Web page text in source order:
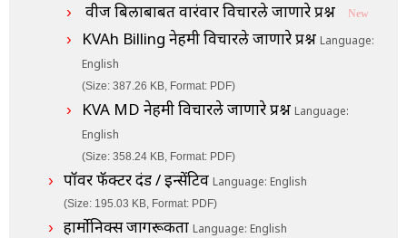
वीज बिलाबाबत वारंवार विचारले जाणारे प्रश्न
New
KVAh Billing नेहमी विचारले जाणारे प्रश्न Language:
English
(Size: 387.26 KB, Format: PDF)
KVA MD नेहमी विचारले जाणारे प्रश्न Language:
English
(Size: 358.24 KB, Format: PDF)
पॉवर फॅक्टर दंड / इन्सेंटिव Language: English
(Size: 195.03 KB, Format: PDF)
हार्मोनिक्स जागरूकता Language: English